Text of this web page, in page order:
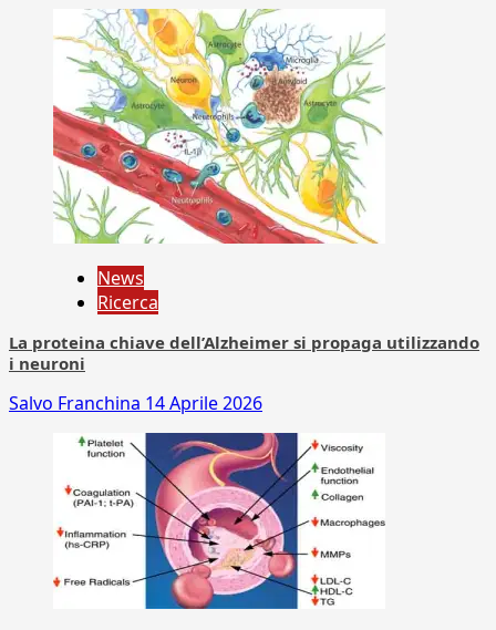
News
Ricerca
La proteina chiave dell’Alzheimer si propaga utilizzando
i neuroni
Salvo Franchina 14 Aprile 2026